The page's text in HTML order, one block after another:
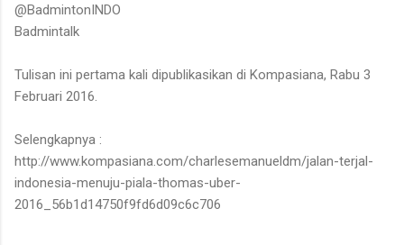
@BadmintonINDO
Badmintalk
Tulisan ini pertama kali dipublikasikan di Kompasiana, Rabu 3
Februari 2016.
Selengkapnya :
http://www.kompasiana.com/charlesemanueldm/jalan-terjal-
indonesia-menuju-piala-thomas-uber-
2016_56b1d14750f9fd6d09c6c706